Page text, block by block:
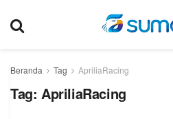
Beranda Tag ApriliaRacing
Tag: ApriliaRacing